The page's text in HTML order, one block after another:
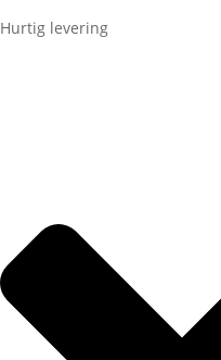
Hurtig levering